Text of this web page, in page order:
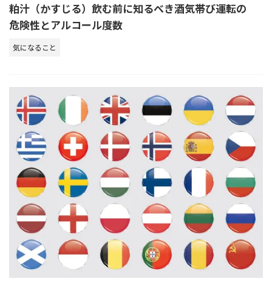
粕汁（かすじる）飲む前に知るべき酒気帯び運転の
危険性とアルコール度数
気になること